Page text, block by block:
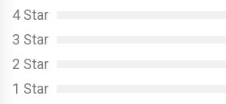
4 Star
3 Star
2 Star
1 Star